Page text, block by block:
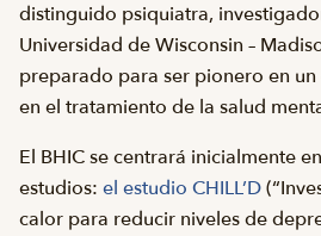
distinguido psiquiatra,
Universidad de Wisconsin –
preparado para ser pionero en
en el tratamiento de la salud
El BHIC se centrará inicialmente
estudios: el estudio CHILL’D
calor para reducir niveles de